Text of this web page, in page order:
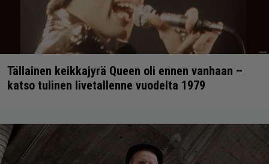
Tällainen keikkajyrä Queen oli ennen vanhaan –
katso tulinen livetallenne vuodelta 1979